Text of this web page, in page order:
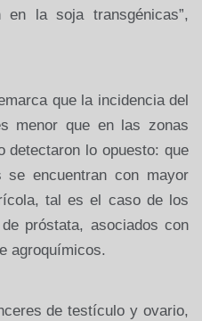
en la soja transgénicas”,
que la incidencia del
menor que en las zonas
detectaron lo opuesto: que
se encuentran con mayor
tal es el caso de los
próstata, asociados con
agroquímicos.
de testículo y ovario,